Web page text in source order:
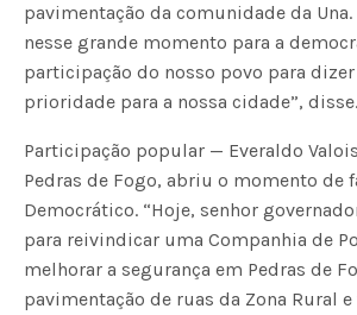
pavimentação da comunidade da Una.
nesse grande momento para a
participação do nosso povo para
prioridade para a nossa cidade”, disse.
Participação popular — Everaldo
Pedras de Fogo, abriu o momento de
Democrático. “Hoje, senhor
para reivindicar uma Companhia de
melhorar a segurança em Pedras de
pavimentação de ruas da Zona Rural